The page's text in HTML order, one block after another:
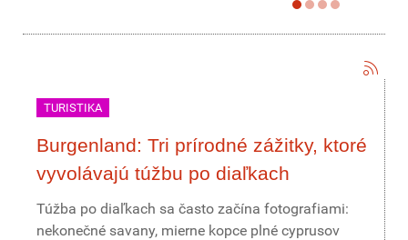
TURISTIKA
Burgenland: Tri prírodné zážitky, ktoré
vyvolávajú túžbu po diaľkach
Túžba po diaľkach sa často začína fotografiami:
nekonečné savany, mierne kopce plné cyprusov